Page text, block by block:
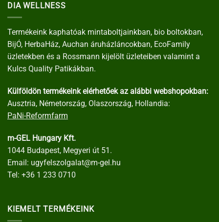
DIA WELLNESS
Termékeink kaphatóak mintaboltjainkban, bio boltokban,
BijÓ, HerbaHáz, Auchan áruházláncokban, EcoFamily
üzletekben és a Rossmann kijelölt üzleteiben valamint a
Kulcs Quality Patikákban.
Külföldön termékeink elérhetőek az alábbi webshopokban:
Ausztria, Németország, Olaszország, Hollandia:
PaNi-Reformfarm
m-GEL Hungary Kft.
1044 Budapest, Megyeri út 51.
Email: ugyfelszolgalat@m-gel.hu
Tel: +36 1 233 0710
KIEMELT TERMÉKEINK